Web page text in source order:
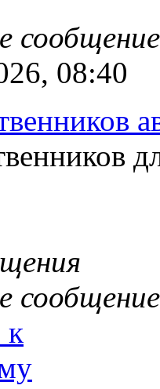
сообщение
08:40
сообщение